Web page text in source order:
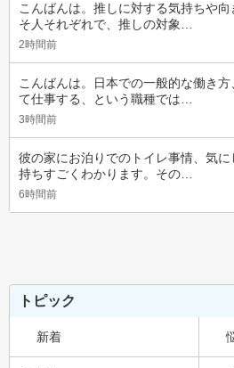
こんばんは。推しに対する気持ちや
そ人それぞれで、推しの対象…
2時間前
こんばんは。日本での一般的な働き
て仕事する、という職種では…
3時間前
彼の家にお泊りでのトイレ事情、気
持ちすごくわかります。その…
6時間前
トピック
新着